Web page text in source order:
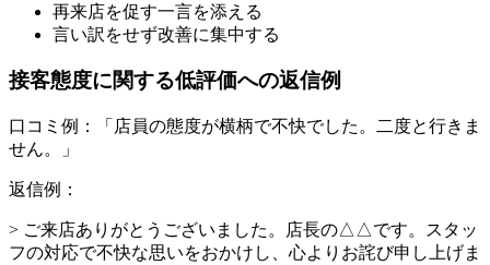
再来店を促す一言を添える
言い訳をせず改善に集中する
接客態度に関する低評価への返信例
口コミ例：「店員の態度が横柄で不快でした。二度と行きま
せん。」
返信例：
> ご来店ありがとうございました。店長の△△です。スタッ
フの対応で不快な思いをおかけし、心よりお詫び申し上げま